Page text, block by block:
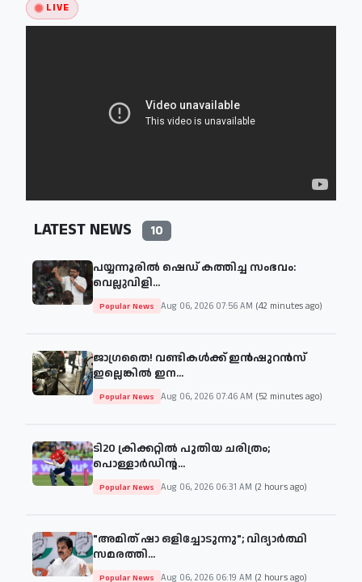
LIVE
LATEST NEWS 10
പയ്യന്നൂരില്‍ ഷെഡ് കത്തിച്ച സംഭവം:
വെല്ലുവിളി...
Popular News Aug 06, 2026 07:56 AM (42 minutes ago)
ജാഗ്രതൈ! വണ്ടികള്‍ക്ക് ഇൻഷുറൻസ്
ഇല്ലെങ്കിൽ ഇന...
Popular News Aug 06, 2026 07:46 AM (52 minutes ago)
ടി20 ക്രിക്കറ്റിൽ പുതിയ ചരിത്രം;
പൊള്ളാർഡിന്റ...
Popular News Aug 06, 2026 06:31 AM (2 hours ago)
"അമിത് ഷാ ഒളിച്ചോടുന്നു"; വിദ്യാർത്ഥി
സമരത്തി...
Popular News Aug 06, 2026 06:19 AM (2 hours ago)